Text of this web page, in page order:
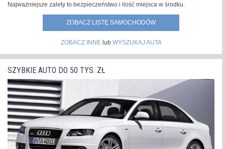
Najważniejsze zalety to bezpieczeństwo i ilość miejsca w środku.
ZOBACZ LISTĘ SAMOCHODÓW
ZOBACZ INNElub WYSZUKAJ AUTA
SZYBKIE AUTO DO 50 TYS. ZŁ